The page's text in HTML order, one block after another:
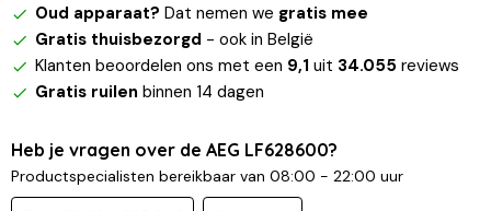
Oud apparaat? Dat nemen we gratis mee
Gratis thuisbezorgd - ook in België
Klanten beoordelen ons met een 9,1 uit 34.055 reviews
Gratis ruilen binnen 14 dagen
Heb je vragen over de AEG LF628600?
Productspecialisten bereikbaar van 08:00 - 22:00 uur